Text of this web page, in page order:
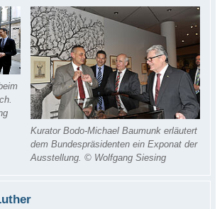
Kurator Bodo-Michael Baumunk erläutert
dem Bundespräsidenten ein Exponat der
Ausstellung. © Wolfgang Siesing